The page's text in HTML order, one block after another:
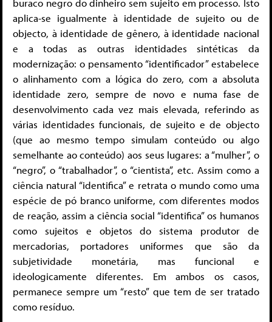
buraco negro do dinheiro sem sujeito em processo. Isto
aplica-se igualmente à identidade de sujeito ou de
objecto, à identidade de gênero, à identidade nacional
e a todas as outras identidades sintéticas da
modernização: o pensamento “identificador” estabelece
o alinhamento com a lógica do zero, com a absoluta
identidade zero, sempre de novo e numa fase de
desenvolvimento cada vez mais elevada, referindo as
várias identidades funcionais, de sujeito e de objecto
(que ao mesmo tempo simulam conteúdo ou algo
semelhante ao conteúdo) aos seus lugares: a “mulher”, o
“negro”, o “trabalhador”, o “cientista”, etc. Assim como a
ciência natural “identifica” e retrata o mundo como uma
espécie de pó branco uniforme, com diferentes modos
de reação, assim a ciência social “identifica” os humanos
como sujeitos e objetos do sistema produtor de
mercadorias, portadores uniformes que são da
subjetividade monetária, mas funcional e
ideologicamente diferentes. Em ambos os casos,
permanece sempre um “resto” que tem de ser tratado
como resíduo.